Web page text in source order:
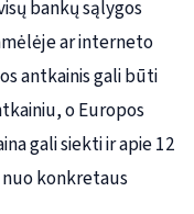
bankų sąlygos
ar interneto
antkainis gali būti
o Europos
gali siekti ir apie 12
nuo konkretaus